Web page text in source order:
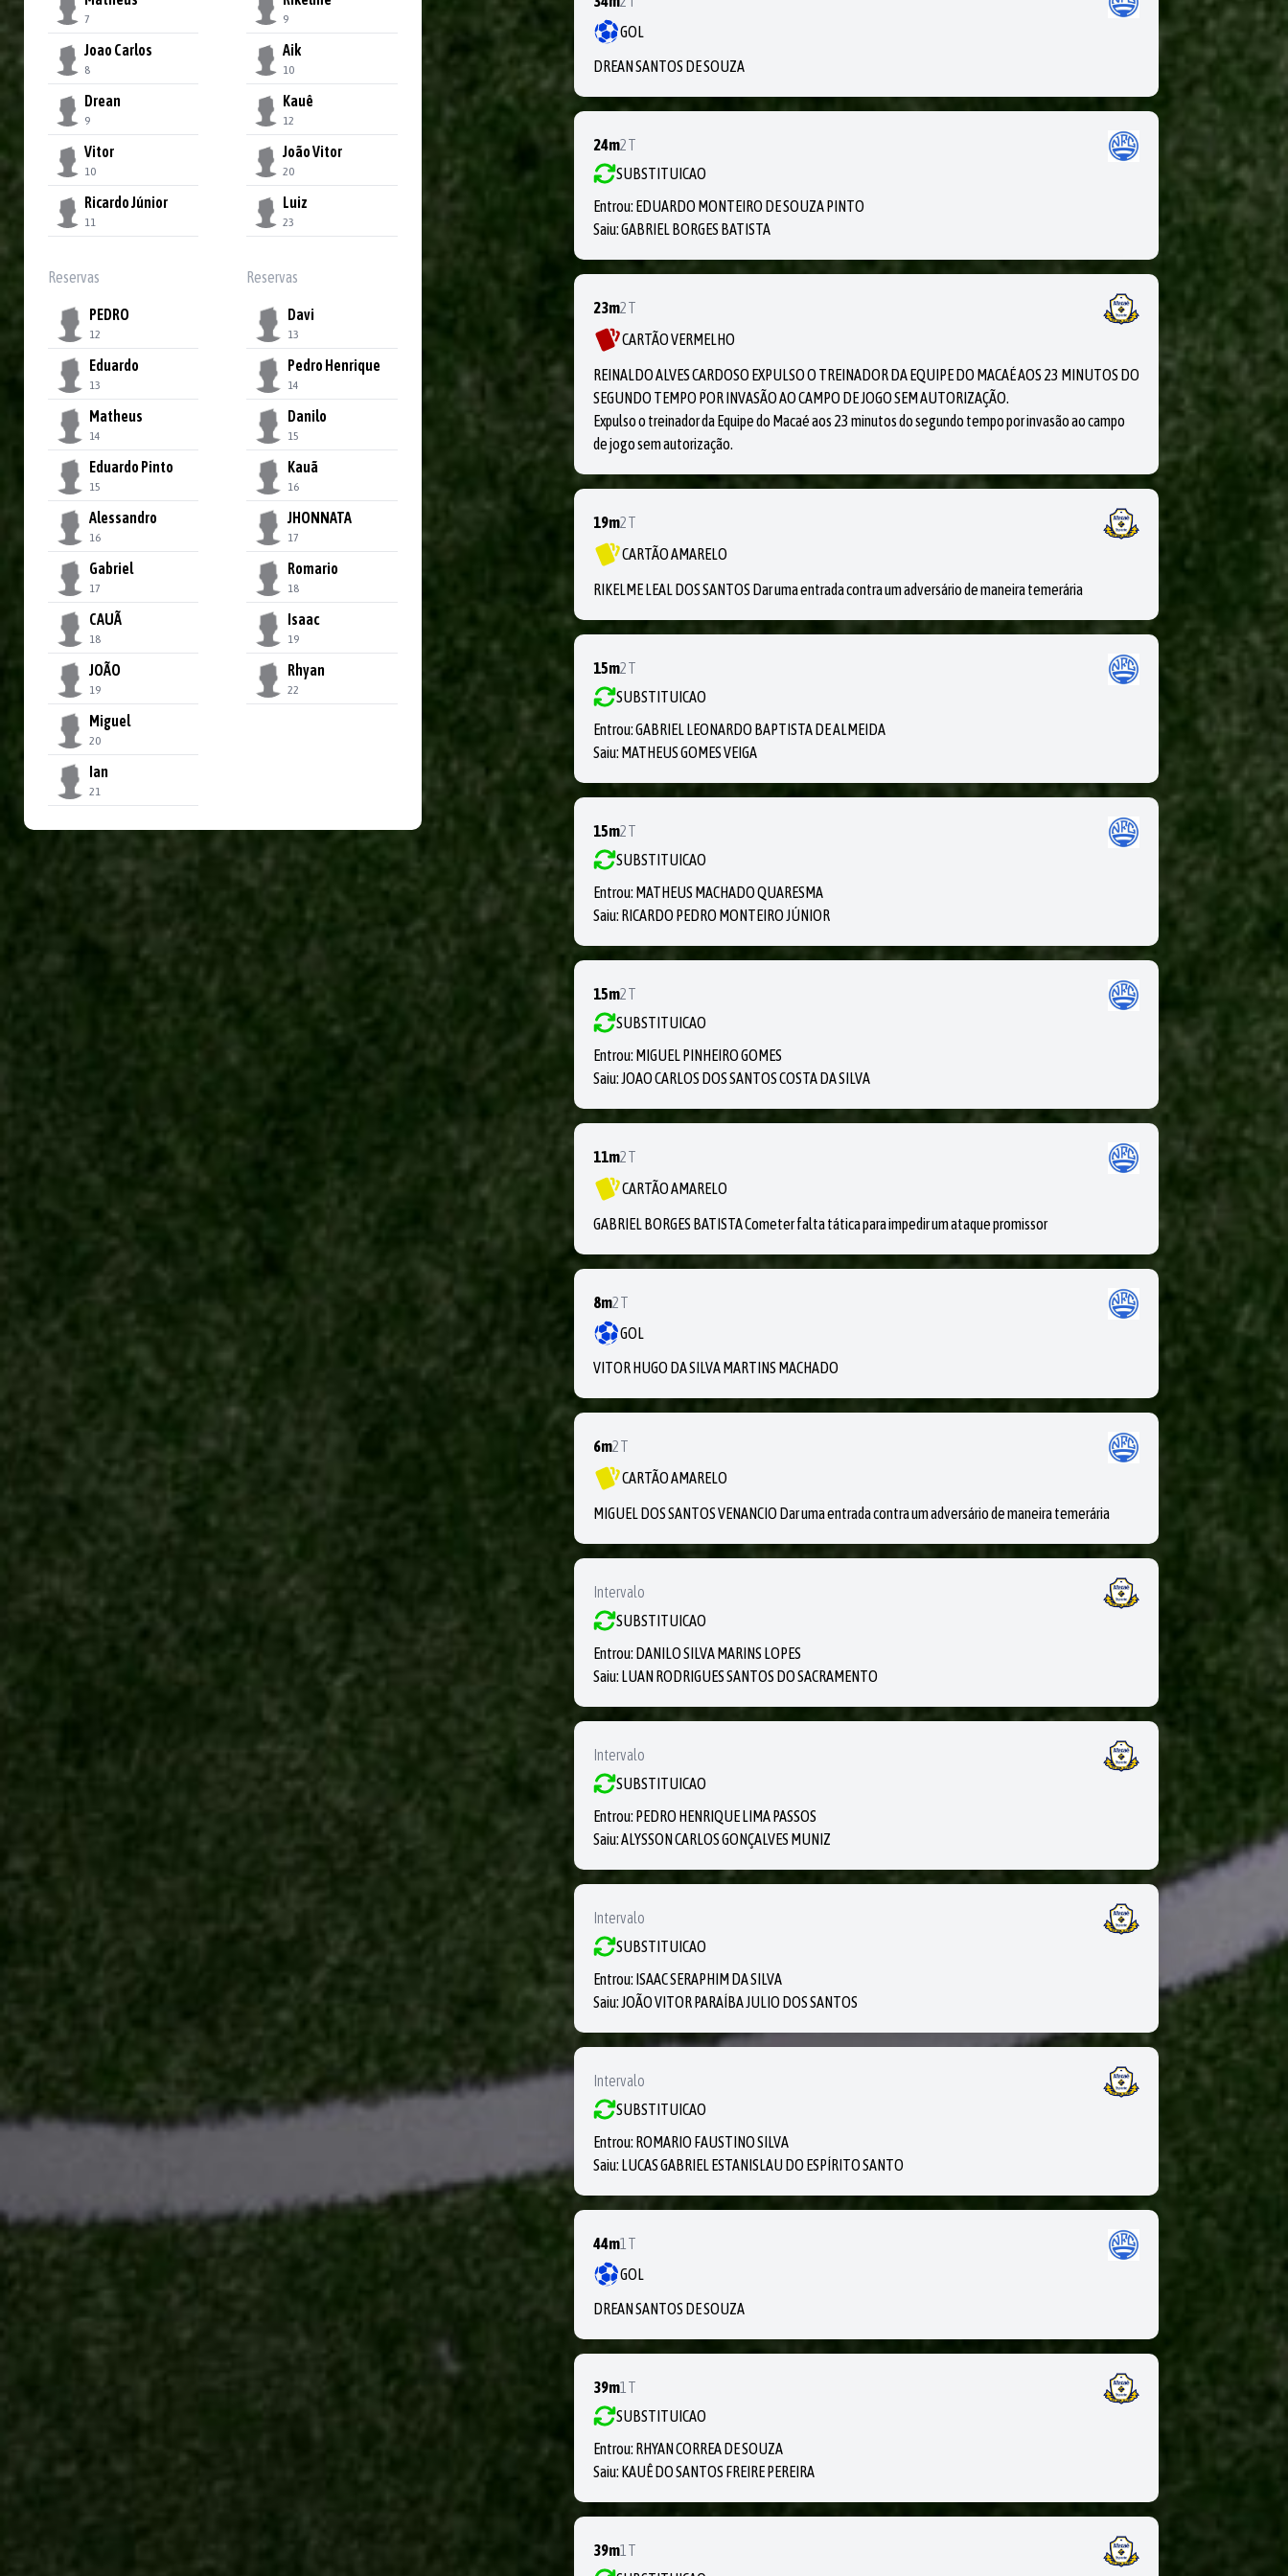
7
Joao Carlos
8
Drean
9
Vitor
10
Ricardo Júnior
11
Reservas
PEDRO
12
Eduardo
13
Matheus
14
Eduardo Pinto
15
Alessandro
16
Gabriel
17
CAUÃ
18
JOÃO
19
Miguel
20
Ian
21
9
Aik
10
Kauê
12
João Vitor
20
Luiz
23
Reservas
Davi
13
Pedro Henrique
14
Danilo
15
Kauã
16
JHONNATA
17
Romario
18
Isaac
19
Rhyan
22
GOL
DREAN SANTOS DE SOUZA
24m2T
SUBSTITUICAO
Entrou: EDUARDO MONTEIRO DE SOUZA PINTO
Saiu:GABRIEL BORGES BATISTA
23m2T
CARTÃO VERMELHO
REINALDO ALVES CARDOSO EXPULSO O TREINADOR DA EQUIPE DO MACAÉ AOS 23 MINUTOS DO
SEGUNDO TEMPO POR INVASÃO AO CAMPO DE JOGO SEM AUTORIZAÇÃO.
Expulso o treinador da Equipe do Macaé aos 23 minutos do segundo tempo por invasão ao campo
de jogo sem autorização.
19m2T
CARTÃO AMARELO
RIKELME LEAL DOS SANTOS Dar uma entrada contra um adversário de maneira temerária
15m2T
SUBSTITUICAO
Entrou:GABRIEL LEONARDO BAPTISTA DE ALMEIDA
Saiu: MATHEUS GOMES VEIGA
15m2T
SUBSTITUICAO
Entrou: MATHEUS MACHADO QUARESMA
Saiu: RICARDO PEDRO MONTEIRO JÚNIOR
15m2T
SUBSTITUICAO
Entrou: MIGUEL PINHEIRO GOMES
Saiu:JOAO CARLOS DOS SANTOS COSTA DA SILVA
11m2T
CARTÃO AMARELO
GABRIEL BORGES BATISTA Cometer falta tática para impedir um ataque promissor
8m2T
GOL
VITOR HUGO DA SILVA MARTINS MACHADO
6m2T
CARTÃO AMARELO
MIGUEL DOS SANTOS VENANCIO Dar uma entrada contra um adversário de maneira temerária
Intervalo
SUBSTITUICAO
Entrou: DANILO SILVA MARINS LOPES
Saiu: LUAN RODRIGUES SANTOS DO SACRAMENTO
Intervalo
SUBSTITUICAO
Entrou: PEDRO HENRIQUE LIMA PASSOS
Saiu:ALYSSON CARLOS GONÇALVES MUNIZ
Intervalo
SUBSTITUICAO
Entrou: ISAAC SERAPHIM DA SILVA
Saiu:JOÃO VITOR PARAÍBA JULIO DOS SANTOS
Intervalo
SUBSTITUICAO
Entrou: ROMARIO FAUSTINO SILVA
Saiu: LUCAS GABRIEL ESTANISLAU DO ESPÍRITO SANTO
44m1T
GOL
DREAN SANTOS DE SOUZA
39m1T
SUBSTITUICAO
Entrou: RHYAN CORREA DE SOUZA
Saiu: KAUÊ DO SANTOS FREIRE PEREIRA
39m1T